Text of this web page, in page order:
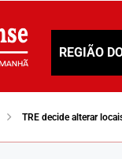
REGIÃO
TRE decide alterar